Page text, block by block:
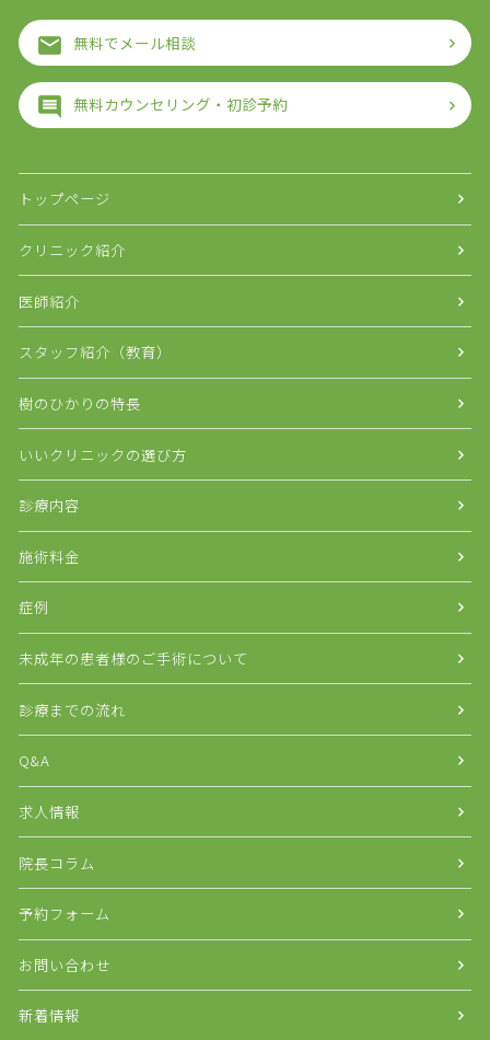
無料でメール相談
無料カウンセリング・初診予約
トップページ
クリニック紹介
医師紹介
スタッフ紹介（教育）
樹のひかりの特長
いいクリニックの選び方
診療内容
施術料金
症例
未成年の患者様のご手術について
診療までの流れ
Q&A
求人情報
院長コラム
予約フォーム
お問い合わせ
新着情報